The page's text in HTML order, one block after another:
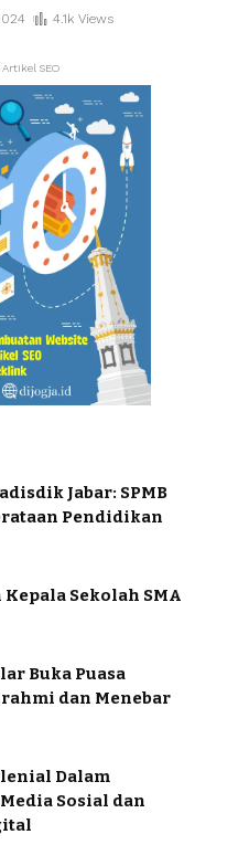
4.1k Views
SEO
Jabar: SPMB
Pendidikan
Sekolah SMA
Buka Puasa
dan Menebar
Dalam
Sosial dan